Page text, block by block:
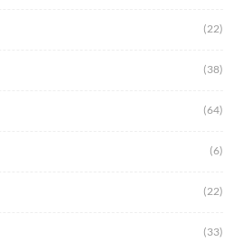
(22)
(38)
(64)
(6)
(22)
(33)